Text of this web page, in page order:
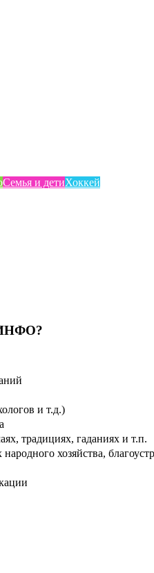
Семья и детиХоккей
ИНФО?
и т.д.)
традициях, гаданиях и т.п.
хозяйства,